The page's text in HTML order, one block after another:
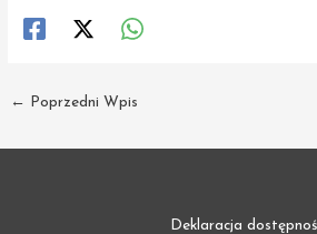
← Poprzedni Wpis
Deklaracja